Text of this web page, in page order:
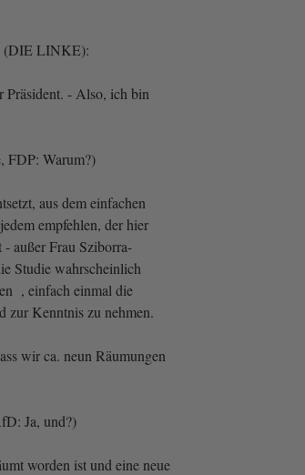
(DIE LINKE):
Präsident. - Also, ich bin
FDP: Warum?)
aus dem einfachen
empfehlen, der hier
- außer Frau Sziborra-
Studie wahrscheinlich
, einfach einmal die
zur Kenntnis zu nehmen.
wir ca. neun Räumungen
Ja, und?)
worden ist und eine neue